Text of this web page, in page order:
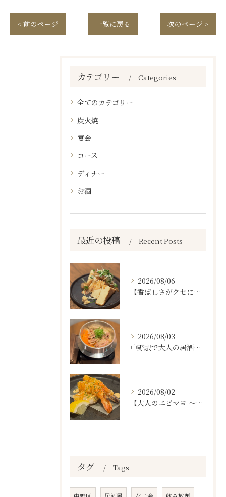
< 前のページ 一覧に戻る 次のページ >
カテゴリー Categories
全てのカテゴリー
炭火焼
宴会
コース
ディナー
お酒
最近の投稿 Recent Posts
2026/08/06
【香ばしさがクセになる。
2026/08/03
中野駅で大人の居酒屋をお探しならぜひワラテルへ！
2026/08/02
【大人のエビマヨ ～燻製ハバネロマヨ～🦐🔥】
タグ Tags